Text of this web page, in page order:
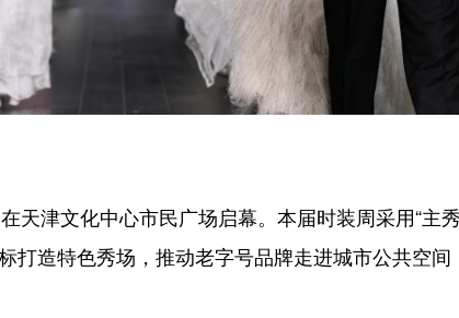
津文化中心市民广场启幕。本届时装周采用“主
打造特色秀场，推动老字号品牌走进城市公共空